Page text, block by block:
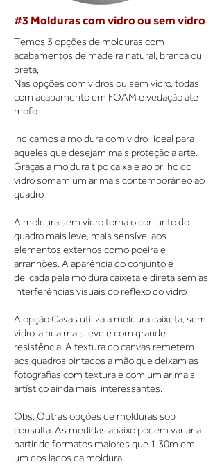
#3 Molduras com vidro ou sem vidro
Temos 3 opções de molduras com
acabamentos de madeira natural, branca ou
preta,
Nas opções com vidros ou sem vidro, todas
com acabamento em FOAM e vedação ate
mofo.
Indicamos a moldura com vidro, ideal para
aqueles que desejam mais proteção a arte.
Graças a moldura tipo caixa e ao brilho do
vidro somam um ar mais contemporâneo ao
quadro.
A moldura sem vidro torna o conjunto do
quadro mais leve, mais sensível aos
elementos externos como poeira e
arranhões. A aparência do conjunto é
delicada pela moldura caixeta e direta sem as
interferências visuais do reflexo do vidro.
A opção Cavas utiliza a moldura caixeta, sem
vidro, ainda mais leve e com grande
resistência. A textura do canvas remetem
aos quadros pintados a mão que deixam as
fotografias com textura e com um ar mais
artístico ainda mais interessantes.
Obs: Outras opções de molduras sob
consulta. As medidas abaixo podem variar a
partir de formatos maiores que 1,30m em
um dos lados da moldura.